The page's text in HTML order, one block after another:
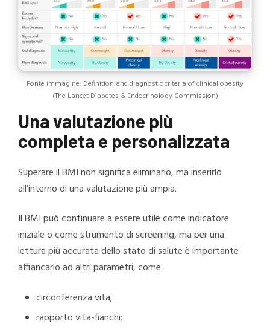
Fonte immagine: Definition and diagnostic criteria of clinical obesity
(The Lancet Diabetes & Endocrinology Commission)
Una valutazione più
completa e personalizzata
Superare il BMI non significa eliminarlo, ma inserirlo
all’interno di una valutazione più ampia.
Il BMI può continuare a essere utile come indicatore
iniziale o come strumento di screening, ma per una
lettura più accurata dello stato di salute è importante
affiancarlo ad altri parametri, come:
circonferenza vita;
rapporto vita-fianchi;